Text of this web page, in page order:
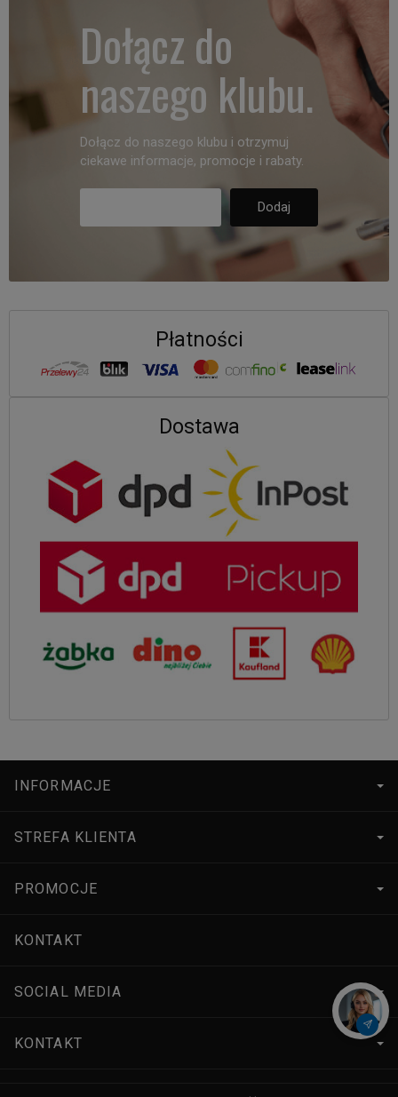
Dołącz do
naszego klubu.
Dołącz do naszego klubu i otrzymuj
ciekawe informacje, promocje i rabaty.
Płatności
Dostawa
INFORMACJE
STREFA KLIENTA
PROMOCJE
KONTAKT
SOCIAL MEDIA
KONTAKT